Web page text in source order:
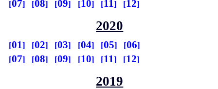
07 08 09 10 11 12
2020
01 02 03 04 05
06
07
08 09 10 11 12
2019